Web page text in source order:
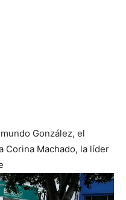
González, el
Corina Machado, la líder